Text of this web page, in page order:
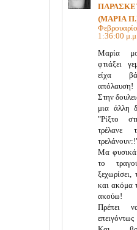
(ΜΑΡΙΑ
1:36:00
Μαρία
φτιάξει
είχα
απόλαυση!
Στην
μια άλλη
"Ρίξτο
τρέλανε
Μα φυσικά
το
ξεχωρίσει,
και ακόμα
ακούω!
Πρέπει